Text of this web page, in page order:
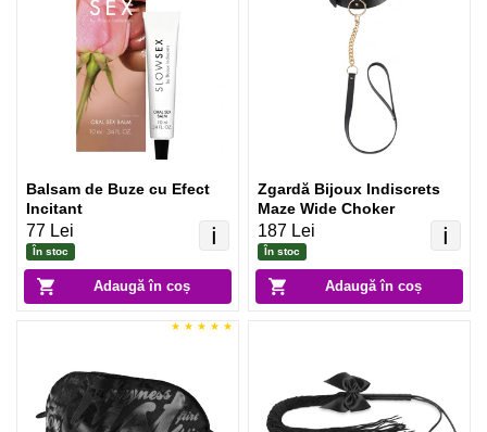
Adaugă în coș
ℹ️
Balsam de Buze cu Efect
Incitant
77 Lei
În stoc
Adaugă în coș
ℹ️
Zgardă Bijoux Indiscrets
Maze Wide Choker
187 Lei
În stoc